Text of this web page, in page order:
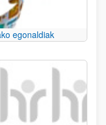
egonaldiak